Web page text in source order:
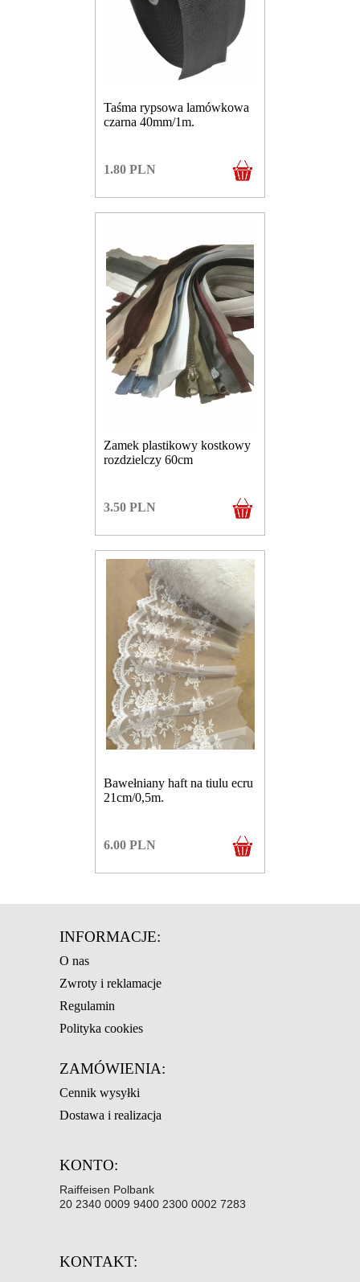
Taśma rypsowa lamówkowa
czarna 40mm/1m.
1.80 PLN
Zamek plastikowy kostkowy
rozdzielczy 60cm
3.50 PLN
Bawełniany haft na tiulu ecru
21cm/0,5m.
6.00 PLN
INFORMACJE:
O nas
Zwroty i reklamacje
Regulamin
Polityka cookies
ZAMÓWIENIA:
Cennik wysyłki
Dostawa i realizacja
KONTO:
Raiffeisen Polbank
20 2340 0009 9400 2300 0002 7283
KONTAKT: